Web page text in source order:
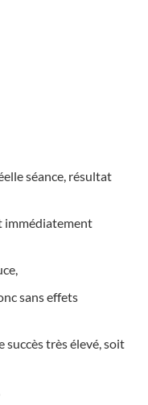
séance, résultat
immédiatement
sans effets
très élevé, soit